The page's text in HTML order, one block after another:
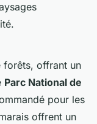
forêts, offrant un
Parc National de
pour les
offrent un